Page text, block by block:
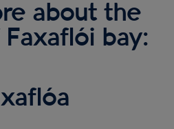
about the
bay: